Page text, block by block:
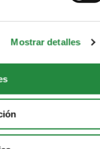
Mostrar detalles
los ojos
Oscar